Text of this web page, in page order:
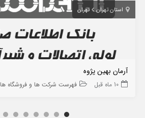
استان تهران تهران
آرمان بهین پژوه
10 ماه قبل فهرست شرکت ها و فروشگاه ها